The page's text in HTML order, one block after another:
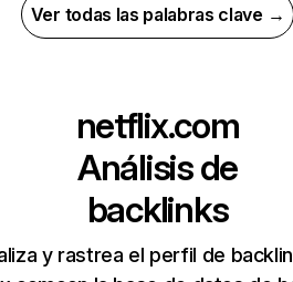
Ver todas las palabras clave →
netflix.com
Análisis de
backlinks
y rastrea el perfil de